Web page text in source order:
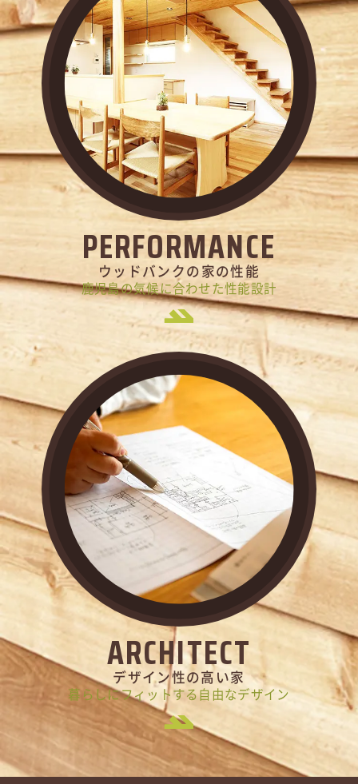
PERFORMANCE
ウッドバンクの家の性能
鹿児島の気候に合わせた性能設計
ARCHITECT
デザイン性の高い家
暮らしにフィットする自由なデザイン